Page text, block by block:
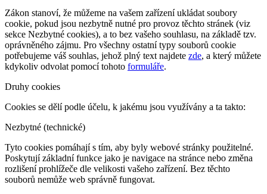
Zákon stanoví, že můžeme na vašem zařízení ukládat soubory
cookie, pokud jsou nezbytně nutné pro provoz těchto stránek (viz
sekce Nezbytné cookies), a to bez vašeho souhlasu, na základě tzv.
oprávněného zájmu. Pro všechny ostatní typy souborů cookie
potřebujeme váš souhlas, jehož plný text najdete zde, a který můžete
kdykoliv odvolat pomocí tohoto formuláře.
Druhy cookies
Cookies se dělí podle účelu, k jakému jsou využívány a ta takto:
Nezbytné (technické)
Tyto cookies pomáhají s tím, aby byly webové stránky použitelné.
Poskytují základní funkce jako je navigace na stránce nebo změna
rozlišení prohlížeče dle velikosti vašeho zařízení. Bez těchto
souborů nemůže web správně fungovat.